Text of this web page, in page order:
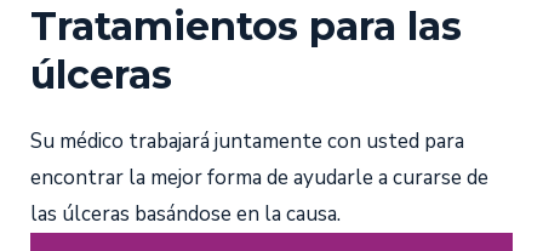
Tratamientos para las
úlceras
Su médico trabajará juntamente con usted para
encontrar la mejor forma de ayudarle a curarse de
las úlceras basándose en la causa.